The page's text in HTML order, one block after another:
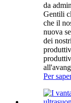
da
Gentili
che il
nuova
dei
Per